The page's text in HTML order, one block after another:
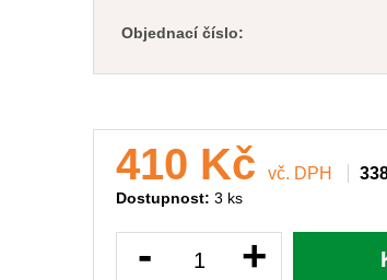
Objednací číslo:
410 Kč vč. DPH
Dostupnost: 3 ks
- +